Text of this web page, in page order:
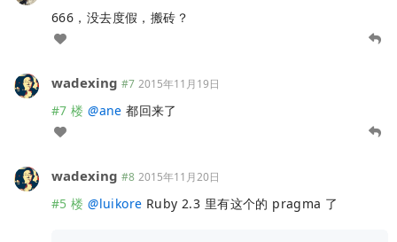
666，没去度假，搬砖？
wadexing #7 2015年11月19日
#7 楼 @ane 都回来了
wadexing #8 2015年11月20日
#5 楼 @luikore Ruby 2.3 里有这个的 pragma 了